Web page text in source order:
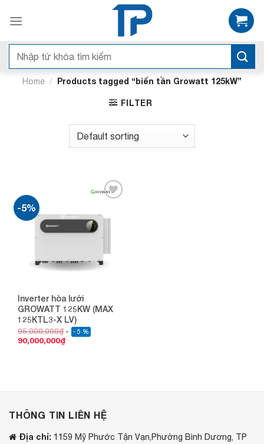
qua
dungSearch
Home / Products tagged “biến tần Growatt 125kW”
FILTER
-5%
Add to
wishlist
Inverter hòa lưới
GROWATT 125KW (MAX
125KTL3-X LV)
95,000,000₫ - 5 %
90,000,000₫
THÔNG TIN LIÊN HỆ
Địa chỉ: 1159 Mỹ Phước Tận Vạn,Phường Bình Dương, TP